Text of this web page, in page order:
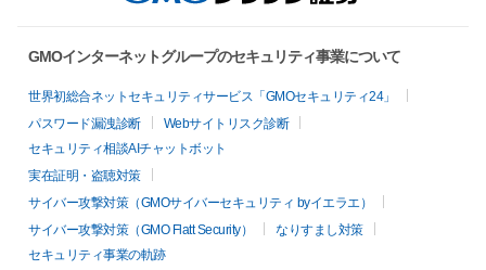
GMOインターネットグループのセキュリティ事業について
世界初総合ネットセキュリティサービス「GMOセキュリティ24」
パスワード漏洩診断
Webサイトリスク診断
セキュリティ相談AIチャットボット
実在証明・盗聴対策
サイバー攻撃対策（GMOサイバーセキュリティ byイエラエ）
サイバー攻撃対策（GMO Flatt Security）
なりすまし対策
セキュリティ事業の軌跡